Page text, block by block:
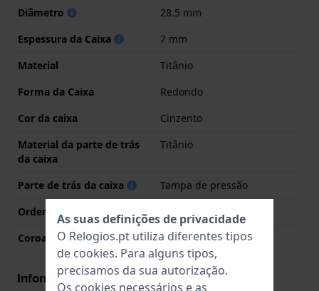
Diâmetro
28.5 mm
Espessura da Caixa
7 mm
Material
Titânio
Forma da Caixa
Redondo
Cor da caixa
Cinzento
Material da parte de trás
da caixa
Titânio
Parte de trás da caixa
Tampa de pressão
Ordenar vidro
Safira
Coroa
Coroa de puxar
Informações movimento
As suas definições de privacidade
O Relogios.pt utiliza diferentes tipos
de cookies. Para alguns tipos,
precisamos da sua autorização.
Os cookies necessários e as